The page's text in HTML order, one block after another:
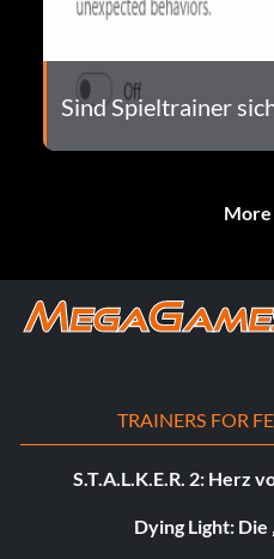
Sind Spieltrainer
More
TRAINERS FOR
S.T.A.L.K.E.R. 2: Herz
Dying Light: Die